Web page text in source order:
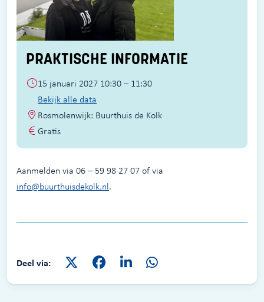
PRAKTISCHE INFORMATIE
15 januari 2027 10:30 – 11:30
Bekijk alle data
Rosmolenwijk: Buurthuis de Kolk
Gratis
Aanmelden via 06 – 59 98 27 07 of via
info@buurthuisdekolk.nl.
Deel via: